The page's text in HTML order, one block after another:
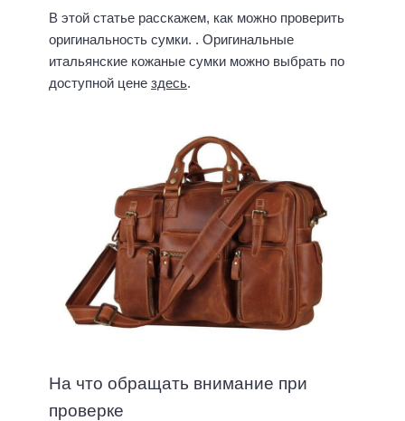
В этой статье расскажем, как можно проверить
оригинальность сумки. . Оригинальные
итальянские кожаные сумки можно выбрать по
доступной цене здесь.
На что обращать внимание при
проверке